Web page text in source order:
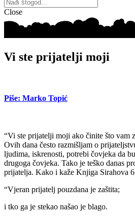
Close
Vi ste prijatelji moji
Piše: Marko Topić
“Vi ste prijatelji moji ako činite što vam
Ovih dana često razmišljam o
ljudima, iskrenosti, potrebi čovjeka da
drugoga čovjeka. Tako je teško danas
prijatelja. Kako i kaže Knjiga Sirahova
“Vjeran prijatelj pouzdana je zaštita;
i tko ga je stekao našao je blago.